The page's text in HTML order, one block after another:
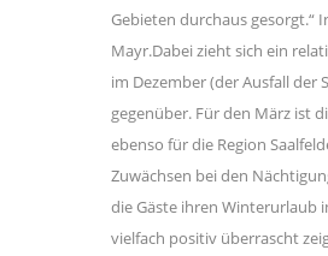
Gebieten durchaus gesorgt.“
Mayr.Dabei zieht sich ein
im Dezember (der Ausfall der
gegenüber. Für den März ist
ebenso für die Region
Zuwächsen bei den
die Gäste ihren Winterurlaub
vielfach positiv überrascht